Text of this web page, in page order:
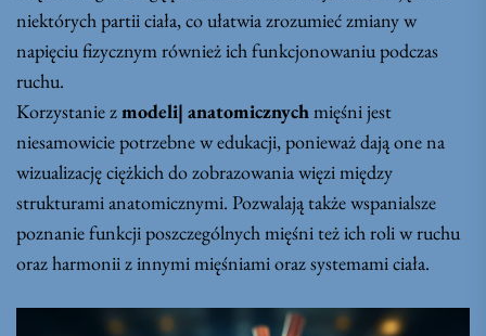
niektórych partii ciała, co ułatwia zrozumieć zmiany w
napięciu fizycznym również ich funkcjonowaniu podczas
ruchu.
Korzystanie zmodeli| anatomicznych mięśni jest
niesamowicie potrzebne w edukacji, ponieważ dają one na
wizualizację ciężkich do zobrazowania więzi między
strukturami anatomicznymi. Pozwalają także wspanialsze
poznanie funkcji poszczególnych mięśni też ich roli w ruchu
oraz harmonii z innymi mięśniami oraz systemami ciała.